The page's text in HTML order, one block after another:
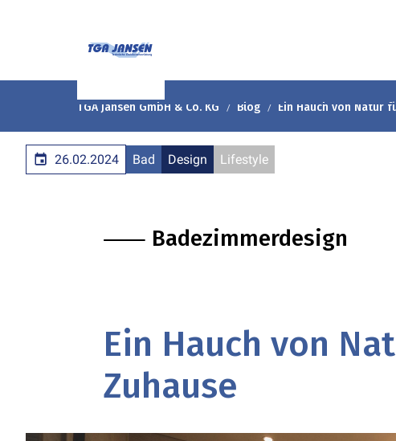
TGA Jansen GmbH & Co. KG Blog Ein Hauch von Natur
26.02.2024 Bad Design Lifestyle
⸺ Badezimmerdesign
Ein Hauch von
Zuhause